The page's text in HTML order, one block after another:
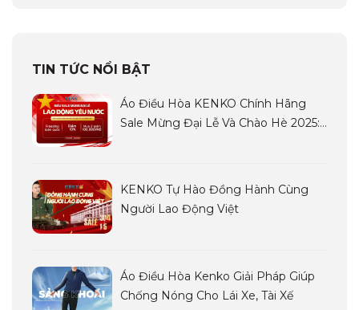
TIN TỨC NỔI BẬT
Áo Điều Hòa KENKO Chính Hãng
Sale Mừng Đại Lễ Và Chào Hè 2025:
KENKO Tự Hào Đồng Hành Cùng
Người Lao Động Việt
Áo Điều Hòa Kenko Giải Pháp Giúp
Chống Nóng Cho Lái Xe, Tài Xế